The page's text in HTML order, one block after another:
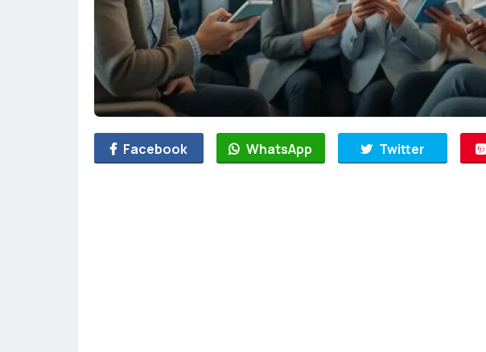
Facebook WhatsApp Twitter